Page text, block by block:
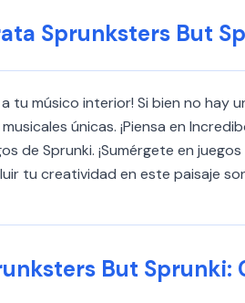
Sprunksters But
tu músico interior! Si bien no hay
únicas. ¡Piensa en
Sprunki. ¡Sumérgete en
tu creatividad en este paisaje
But Sprunki: